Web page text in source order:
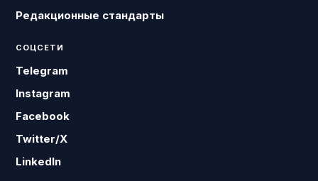
Редакционные стандарты
СОЦСЕТИ
Telegram
Instagram
Facebook
Twitter/X
LinkedIn